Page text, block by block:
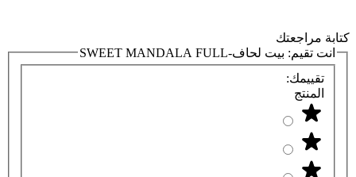
كتابة مراجعتك
انت تقيم: بيت لحاف-SWEET MANDALA FULL
تقييمك:
المنتج